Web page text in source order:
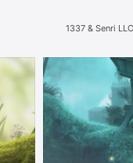
1337 & Senri LLC